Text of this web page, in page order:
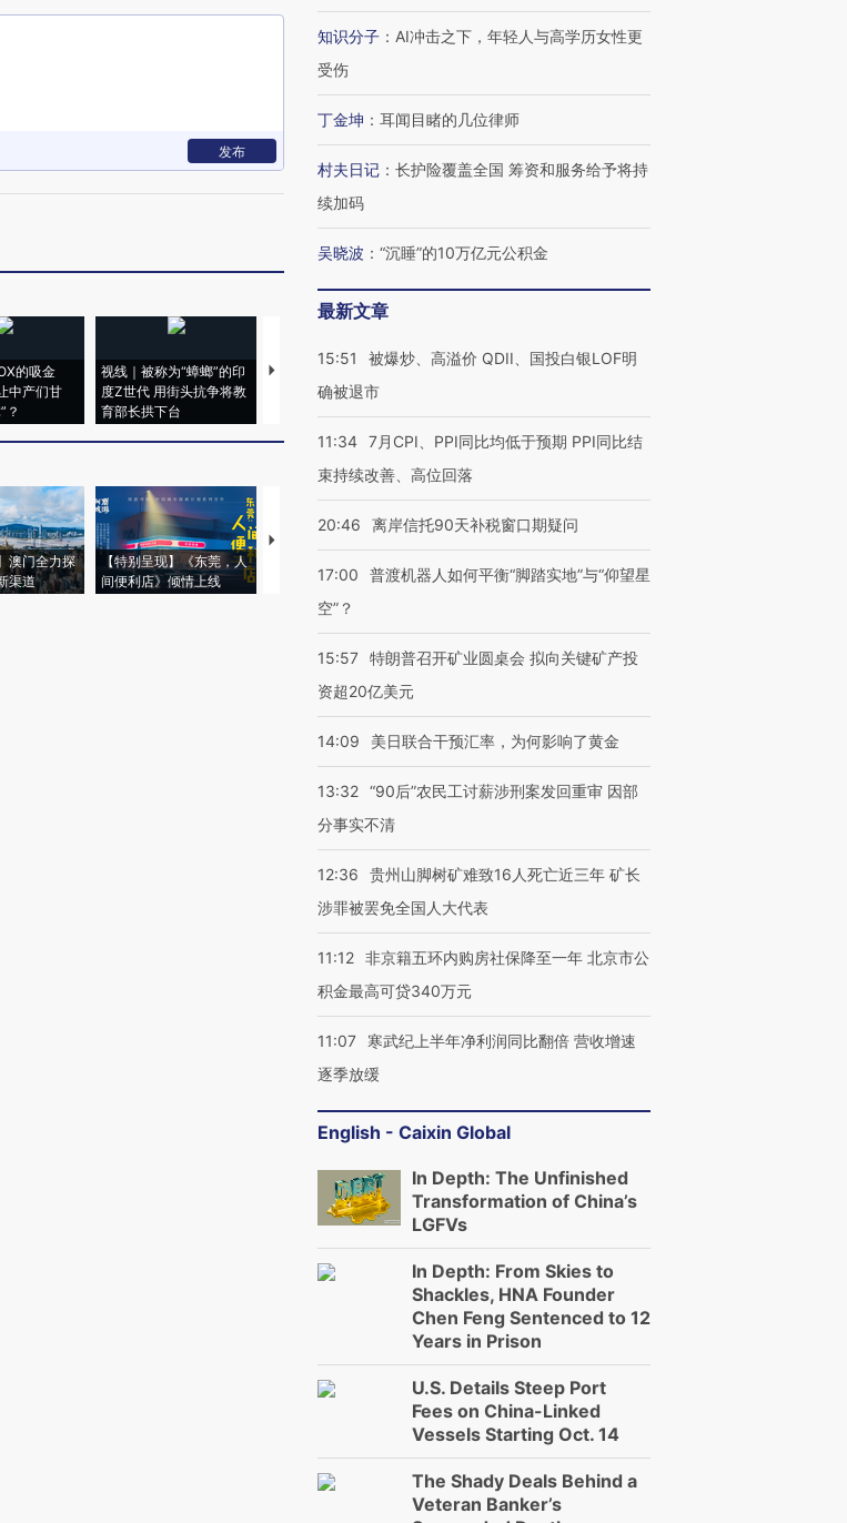
发布
的吸金
中产们甘
？
视线｜被称为“蟑螂”的印
度Z世代 用街头抗争将教
育部长拱下台
视线｜“入侵”还是“人道危
机”？难民潮撕裂西班牙
湖北宜昌局部短时降雨
哈尔滨遭遇短时极端强降
澳门全力探
渠道
【特别呈现】《东莞，人
间便利店》倾情上线
【推广】走进第四届链博
有意思的生活方式·第三对
住三大增长引擎是什么？
知识分子 ： AI冲击之下，年轻人与高学历女性更
受伤
丁金坤 ： 耳闻目睹的几位律师
村夫日记 ： 长护险覆盖全国 筹资和服务给予将持
续加码
吴晓波 ： “沉睡”的10万亿元公积金
最新文章
15:51
被爆炒、高溢价 QDII、国投白银LOF明
确被退市
11:34 7月CPI、PPI同比均低于预期 PPI同比结
束持续改善、高位回落
20:46 离岸信托90天补税窗口期疑问
17:00
普渡机器人如何平衡“脚踏实地”与“仰望星
空”？
15:57 特朗普召开矿业圆桌会 拟向关键矿产投
资超20亿美元
14:09 美日联合干预汇率，为何影响了黄金
13:32 “90后”农民工讨薪涉刑案发回重审 因部
分事实不清
12:36
贵州山脚树矿难致16人死亡近三年 矿长
涉罪被罢免全国人大代表
11:12 非京籍五环内购房社保降至一年 北京市公
积金最高可贷340万元
11:07
寒武纪上半年净利润同比翻倍 营收增速
逐季放缓
English - Caixin Global
In Depth: The Unfinished
Transformation of China’s
LGFVs
In Depth: From Skies to
Shackles, HNA Founder
Chen Feng Sentenced to 12
Years in Prison
U.S. Details Steep Port
Fees on China-Linked
Vessels Starting Oct. 14
The Shady Deals Behind a
Veteran Banker’s